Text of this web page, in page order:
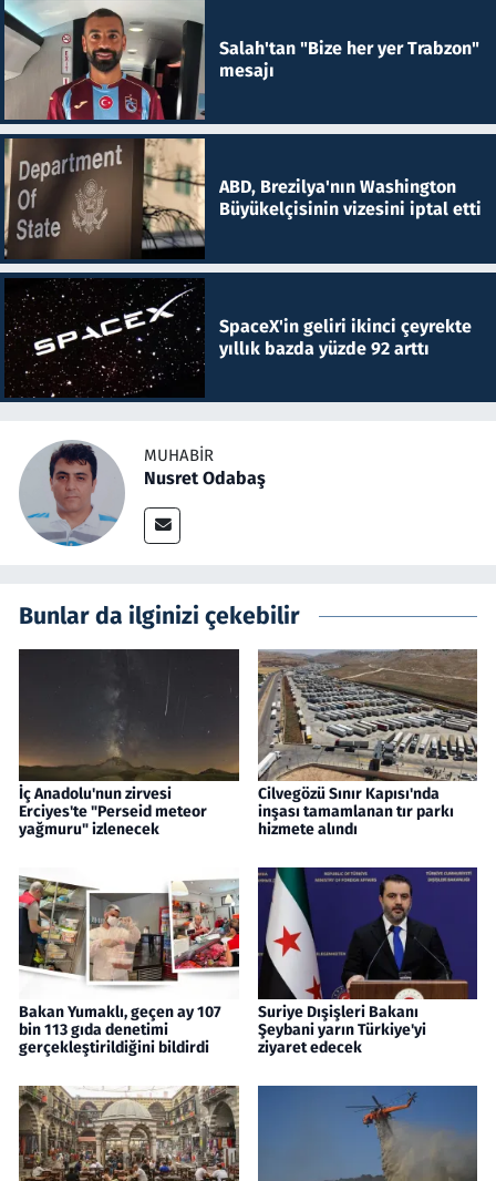
Salah'tan "Bize her yer Trabzon"
mesajı
ABD, Brezilya'nın Washington
Büyükelçisinin vizesini iptal etti
SpaceX'in geliri ikinci çeyrekte
yıllık bazda yüzde 92 arttı
MUHABIR
Nusret Odabaş
Bunlar da ilginizi çekebilir
İç Anadolu'nun zirvesi
Erciyes'te "Perseid meteor
yağmuru" izlenecek
Cilvegözü Sınır Kapısı'nda
inşası tamamlanan tır parkı
hizmete alındı
Bakan Yumaklı, geçen ay 107
bin 113 gıda denetimi
gerçekleştirildiğini bildirdi
Suriye Dışişleri Bakanı
Şeybani yarın Türkiye'yi
ziyaret edecek